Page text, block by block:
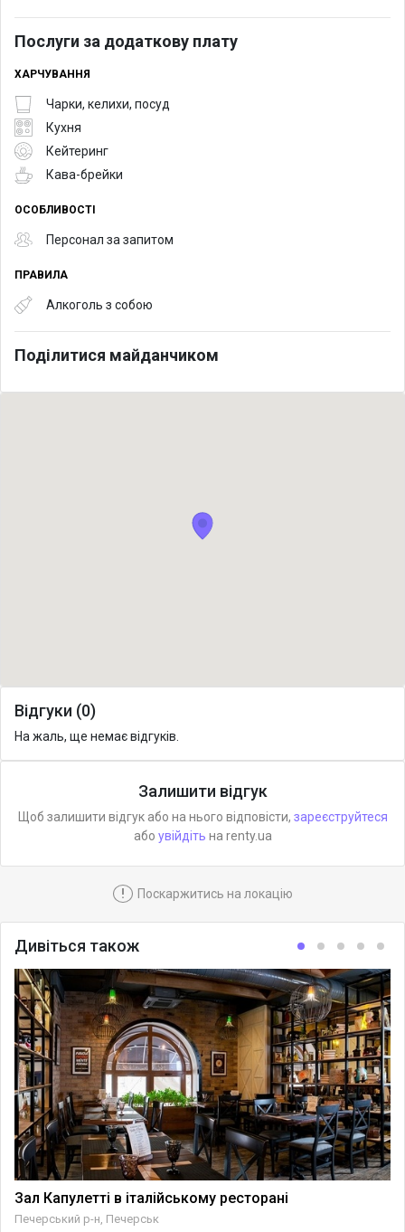
Послуги за додаткову плату
ХАРЧУВАННЯ
Чарки, келихи, посуд
Кухня
Кейтеринг
Кава-брейки
ОСОБЛИВОСТІ
Персонал за запитом
ПРАВИЛА
Алкоголь з собою
Поділитися майданчиком
Відгуки (0)
На жаль, ще немає відгуків.
Залишити відгук
Щоб залишити відгук або на нього відповісти, зареєструйтеся
або увійдіть на renty.ua
! Поскаржитись на локацію
Дивіться також
Зал Капулетті в італійському ресторані
Печерський р-н, Печерськ